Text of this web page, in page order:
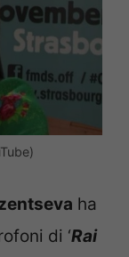
ha
di ‘Rai